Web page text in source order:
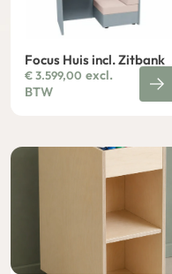
Focus Huis incl. Zitbank
€3.599,00 excl.
BTW